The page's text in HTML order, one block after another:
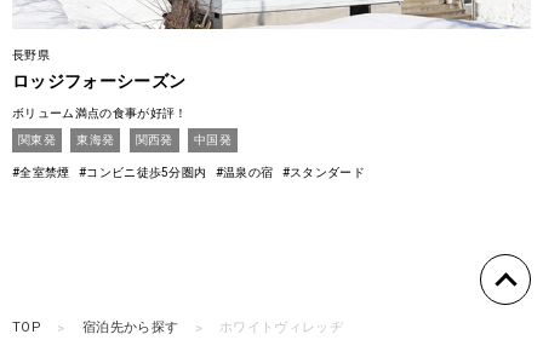
長野県
ロッジフォーシーズン
ボリューム満点の食事が好評！
関東発
東海発 関西発 中国発
#全室禁煙 #コンビニ徒歩5分圏内 #温泉の宿 #スタンダード
TOP 宿泊先から探す ホワイトヴィレッヂ